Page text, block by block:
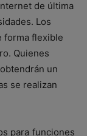
de última
Los
forma flexible
Quienes
un
se realizan
para funciones